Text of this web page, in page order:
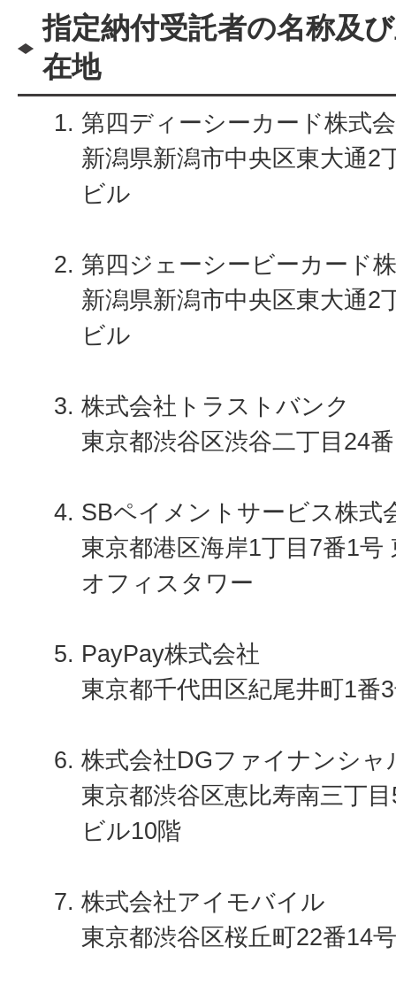
指定納付受託者の名称及
在地
第四ディーシーカード株式
新潟県新潟市中央区東大通2
ビル
第四ジェーシービーカード
新潟県新潟市中央区東大通2
ビル
株式会社トラストバンク
東京都渋谷区渋谷二丁目24
SBペイメントサービス株式
東京都港区海岸1丁目7番1
オフィスタワー
PayPay株式会社
東京都千代田区紀尾井町1番
株式会社DGファイナンシ
東京都渋谷区恵比寿南三丁
ビル10階
株式会社アイモバイル
東京都渋谷区桜丘町22番14